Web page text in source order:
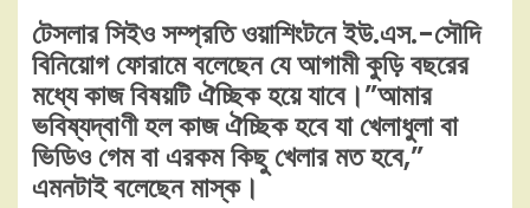
টেসলার সিইও সম্প্রতি ওয়াশিংটনে ইউ.এস.-সৌদি
বিনিয়োগ ফোরামে বলেছেন যে আগামী কুড়ি বছরের
মধ্যে কাজ বিষয়টি ঐচ্ছিক হয়ে যাবে।”আমার
ভবিষ্যদ্বাণী হল কাজ ঐচ্ছিক হবে যা খেলাধুলা বা
ভিডিও গেম বা এরকম কিছু খেলার মত হবে,”
এমনটাই বলেছেন মাস্ক।